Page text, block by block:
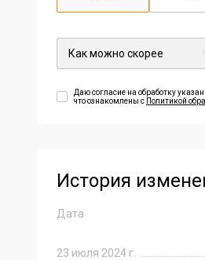
Даю согласие на обработку
что ознакомлены с Политикой
История
Дата
23 июля 2024 г.